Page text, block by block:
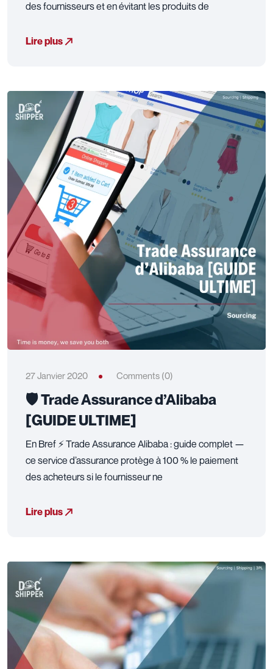
des fournisseurs et en évitant les produits de
Lire plus
27 Janvier 2020 Comments (0)
🛡️ Trade Assurance d’Alibaba
[GUIDE ULTIME]
En Bref ⚡ Trade Assurance Alibaba : guide complet —
ce service d’assurance protège à 100 % le paiement
des acheteurs si le fournisseur ne
Lire plus